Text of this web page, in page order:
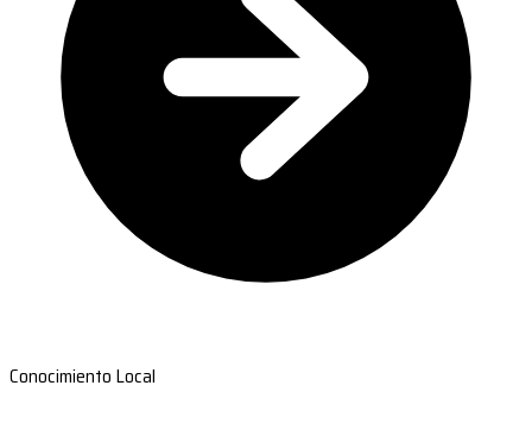
Conocimiento Local